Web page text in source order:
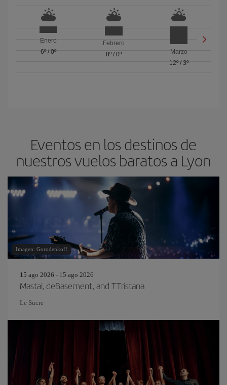
Enero
6º/ 0º
Febrero
8º/ 0º
Marzo
12º/ 3º
Eventos en los destinos de
nuestros vuelos baratos a Lyon
Imagen: Gorodenkoff
15 ago 2026 - 15 ago 2026
Mastai, deBasement, and TTristana
Le Sucre